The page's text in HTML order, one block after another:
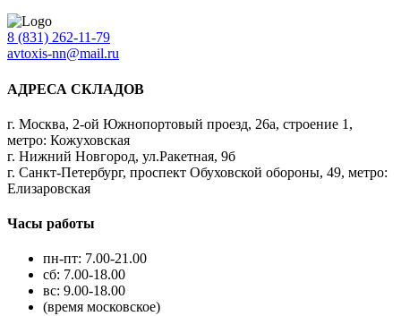
8 (831) 262-11-79
avtoxis-nn@mail.ru
АДРЕСА СКЛАДОВ
г. Москва, 2-ой Южнопортовый проезд, 26а, строение 1,
метро: Кожуховская
г. Нижний Новгород, ул.Ракетная, 9б
г. Санкт-Петербург, проспект Обуховской обороны, 49, метро:
Елизаровская
Часы работы
пн-пт: 7.00-21.00
сб: 7.00-18.00
вс: 9.00-18.00
(время московское)